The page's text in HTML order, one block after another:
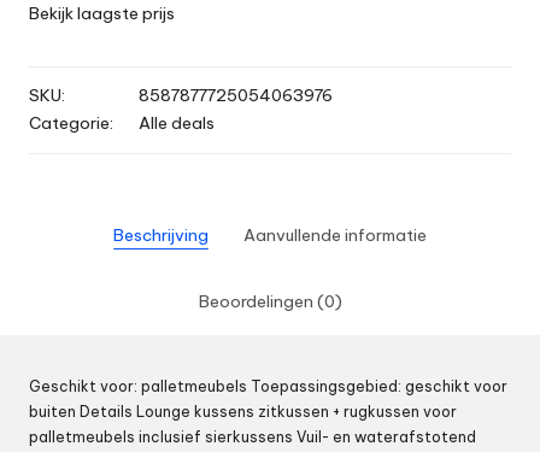
Bekijk laagste prijs
SKU:
8587877725054063976
Categorie:
Alle deals
Beschrijving Aanvullende informatie
Beoordelingen (0)
Geschikt voor: palletmeubels Toepassingsgebied: geschikt voor
buiten Details Lounge kussens zitkussen + rugkussen voor
palletmeubels inclusief sierkussens Vuil- en waterafstotend